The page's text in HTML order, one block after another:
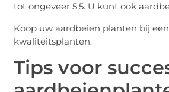
tot ongeveer 5,5. U kunt ook
Koop uw aardbeien planten bij
kwaliteitsplanten.
Tips voor